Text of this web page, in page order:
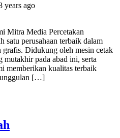
years ago
Mitra Media Percetakan
satu perusahaan terbaik dalam
Didukung oleh mesin cetak
mutakhir pada abad ini, serta
memberikan kualitas terbaik
[…]